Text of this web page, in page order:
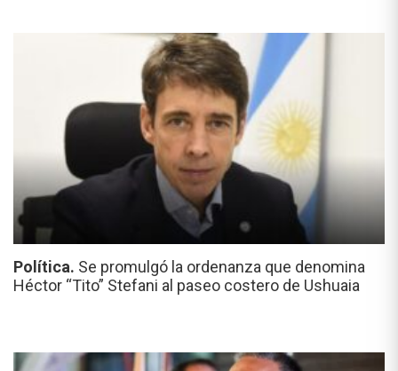
Política. Se promulgó la ordenanza que denomina
Héctor “Tito” Stefani al paseo costero de Ushuaia